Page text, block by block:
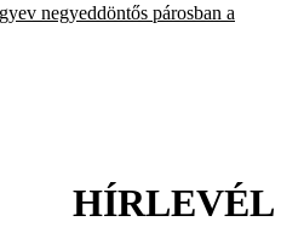
negyeddöntős párosban a
HÍRLEVÉL